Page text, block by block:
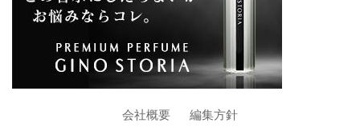
会社概要 編集方針